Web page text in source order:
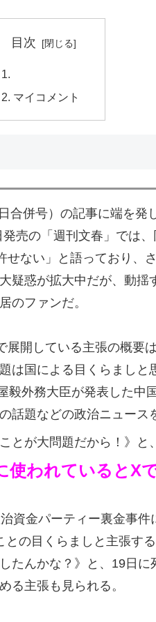
目次
マイコメント
併号）の記事に端を発
売の「週刊文春」では
せない」と語っており、
疑惑が拡大中だが、動揺
のファンだ。
開している主張の概要
は国による目くらましと
毅外務大臣が発表した中
話題などの政治ニュース
とが大問題だから！》と、
使われているとX
資金パーティー裏金事件
の目くらましと主張す
たんかな？》と、19日
る主張も見られる。